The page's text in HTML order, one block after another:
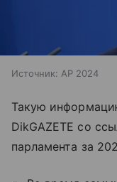
Источник: AP 2024
Такую
DikGAZETE со
парламента за